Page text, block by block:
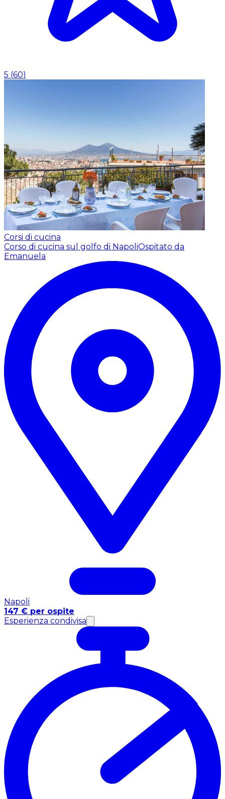
5 (60)
Corsi di cucina
Corso di cucina sul golfo di NapoliOspitato da
Emanuela
Napoli
147 € per ospite
Esperienza condivisa